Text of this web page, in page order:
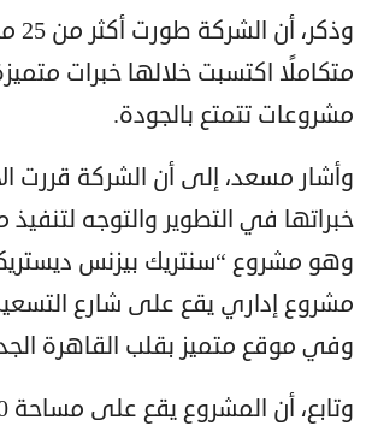
متكاملًا اكتسبت خلالها خبرات
مشروعات تتمتع بالجودة.
وأشار مسعد، إلى أن الشركة قررت
خبراتها في التطوير والتوجه
وهو مشروع “سنتريك بيزنس
مشروع إداري يقع على شارع
وفي موقع متميز بقلب القاهرة